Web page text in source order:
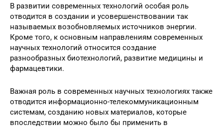
В развитии современных технологий особая роль
отводится в создании и усовершенствовании так
называемых возобновляемых источников энергии.
Кроме того, к основным направлениям современных
научных технологий относится создание
разнообразных биотехнологий, развитие медицины и
фармацевтики.
Важная роль в современных научных технологиях также
отводится информационно-телекоммуникационным
системам, созданию новых материалов, которые
впоследствии можно было бы применить в